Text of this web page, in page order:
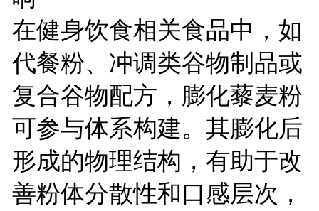
在健身饮食相关食品中，如
代餐粉、冲调类谷物制品或
复合谷物配方，膨化藜麦粉
可参与体系构建。其膨化后
形成的物理结构，有助于改
善粉体分散性和口感层次，